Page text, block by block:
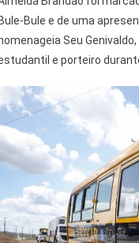
Bule-Bule e de uma
homenageia Seu
e porteiro